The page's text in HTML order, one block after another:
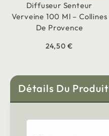
Diffuseur Senteur
Verveine 100 Ml – Collines
De Provence
24,50 €
Détails Du Produit